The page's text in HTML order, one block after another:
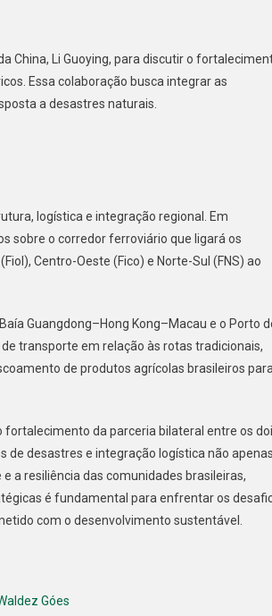
China, Li Guoying, para discutir o
Essa colaboração busca integrar as
a desastres naturais.
logística e integração regional. Em
sobre o corredor ferroviário que ligará os
Centro-Oeste (Fico) e Norte-Sul (FNS) ao
Guangdong–Hong Kong–Macau e o Porto
transporte em relação às rotas tradicionais,
de produtos agrícolas brasileiros
fortalecimento da parceria bilateral entre os
de desastres e integração logística não
a resiliência das comunidades brasileiras,
é fundamental para enfrentar os
com o desenvolvimento sustentável.
Góes